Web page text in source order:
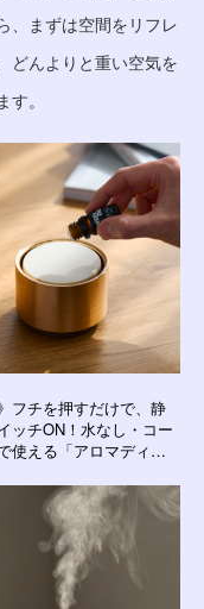
、まずは空間をリフレ
どんよりと重い空気を
。
フチを押すだけで、静
ッチON！水なし・コー
使える「アロマディフ
DIFFUSER 2